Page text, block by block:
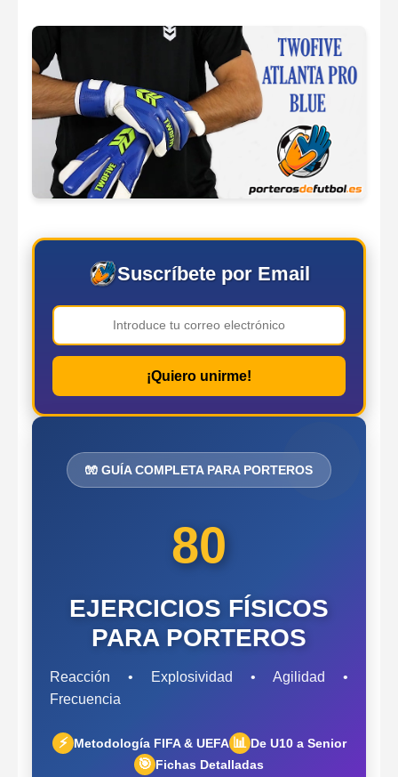
Suscríbete por Email
¡Quiero unirme!
🧤 GUÍA COMPLETA PARA PORTEROS
80
EJERCICIOS FÍSICOS
PARA PORTEROS
Reacción • Explosividad • Agilidad •
Frecuencia
⚡ Metodología FIFA & UEFA 📊 De U10 a Senior
🎯 Fichas Detalladas